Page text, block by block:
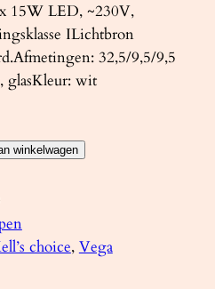
15W LED, ~230V,
ILichtbron
32,5/9,5/9,5
glasKleur: wit
winkelwagen
choice, Vega